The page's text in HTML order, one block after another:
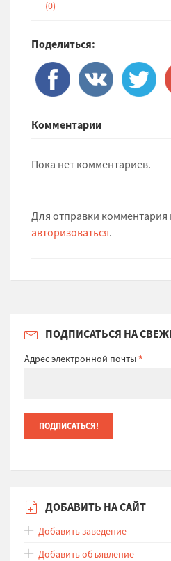
(0)
Поделиться:
Комментарии
Пока нет комментариев.
Для отправки
авторизоваться.
ПОДПИСАТЬСЯ НА
Адрес электронной почты*
ДОБАВИТЬ НА САЙТ
Добавить заведение
Добавить объявление